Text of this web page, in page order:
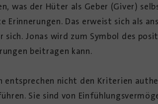
was der Hüter als Geber (Giver)
Erinnerungen. Das erweist sich als
Jonas wird zum Symbol des
beitragen kann.
entsprechen nicht den Kriterien
Sie sind von